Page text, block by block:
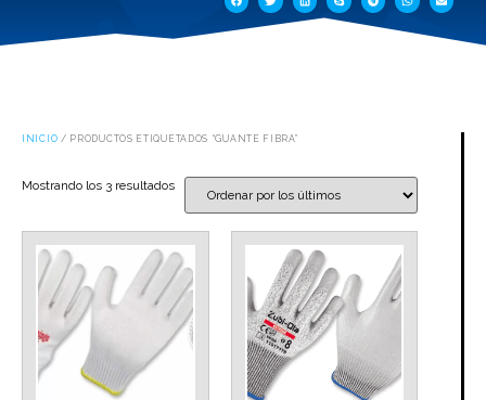
INICIO / PRODUCTOS ETIQUETADOS “GUANTE FIBRA”
Mostrando los 3 resultados